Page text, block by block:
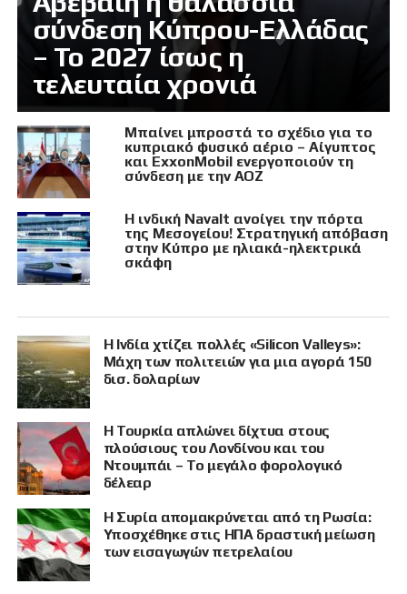
σύνδεση Κύπρου-Ελλάδας
– Το 2027 ίσως η
τελευταία χρονιά
Μπαίνει μπροστά το σχέδιο για το
κυπριακό φυσικό αέριο – Αίγυπτος
και ExxonMobil ενεργοποιούν τη
σύνδεση με την ΑΟΖ
Η ινδική Navalt ανοίγει την πόρτα
της Μεσογείου! Στρατηγική απόβαση
στην Κύπρο με ηλιακά-ηλεκτρικά
σκάφη
Η Ινδία χτίζει πολλές «Silicon Valleys»:
Μάχη των πολιτειών για μια αγορά 150
δισ. δολαρίων
Η Τουρκία απλώνει δίχτυα στους
πλούσιους του Λονδίνου και του
Ντουμπάι – Το μεγάλο φορολογικό
δέλεαρ
Η Συρία απομακρύνεται από τη Ρωσία:
Υποσχέθηκε στις ΗΠΑ δραστική μείωση
των εισαγωγών πετρελαίου